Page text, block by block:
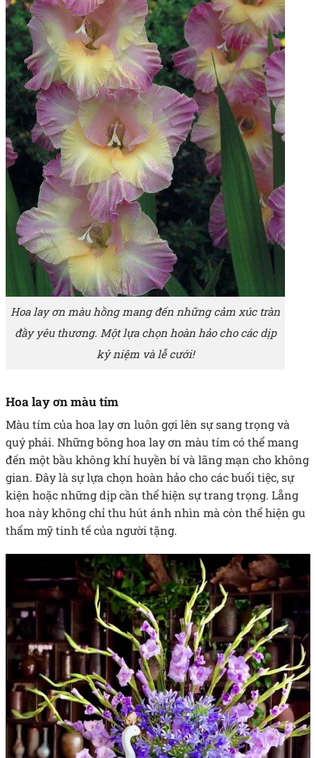
Hoa lay ơn màu hồng mang đến những cảm xúc tràn
đầy yêu thương. Một lựa chọn hoàn hảo cho các dịp
kỷ niệm và lễ cưới!
Hoa lay ơn màu tím
Màu tím của hoa lay ơn luôn gợi lên sự sang trọng và
quý phái. Những bông hoa lay ơn màu tím có thể mang
đến một bầu không khí huyền bí và lãng mạn cho không
gian. Đây là sự lựa chọn hoàn hảo cho các buổi tiệc, sự
kiện hoặc những dịp cần thể hiện sự trang trọng. Lẵng
hoa này không chỉ thu hút ánh nhìn mà còn thể hiện gu
thẩm mỹ tinh tế của người tặng.